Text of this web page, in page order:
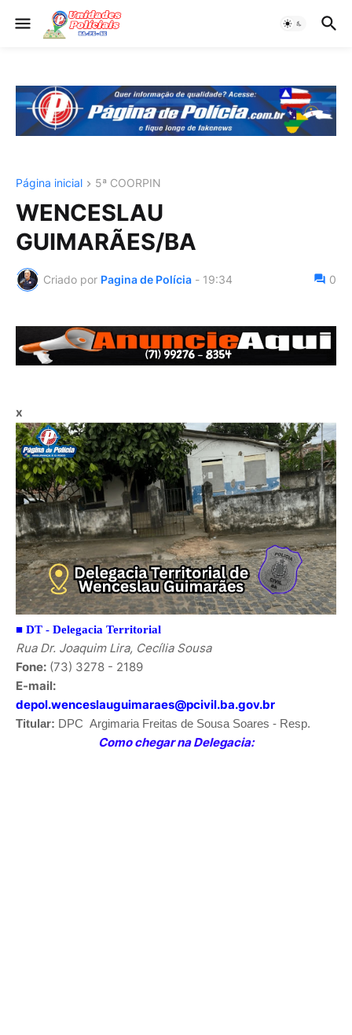
Página inicial 5ª COORPIN
WENCESLAU
GUIMARÃES/BA
Criado por Pagina de Polícia - 19:34 0
x
■ DT - Delegacia Territorial
Rua Dr. Joaquim Lira, Cecília Sousa
Fone: (73) 3278 - 2189
E-mail:
depol.wenceslauguimaraes@pcivil.ba.gov.br
Titular: DPC Argimaria Freitas de Sousa Soares - Resp.
Como chegar na Delegacia: